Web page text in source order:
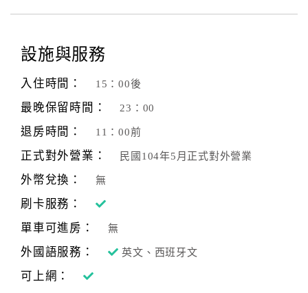
設施與服務
入住時間： 15：00後
最晚保留時間： 23：00
退房時間： 11：00前
正式對外營業： 民國104年5月正式對外營業
外幣兌換： 無
刷卡服務：
單車可進房：
無
外國語服務： 英文、西班牙文
可上網：